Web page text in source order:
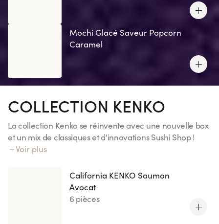
Mochi Glacé Saveur Popcorn
Caramel
COLLECTION KENKO
La collection Kenko se réinvente avec une nouvelle box
et un mix de classiques et d'innovations Sushi Shop !
Notre riz Kenko exclusif : 70% de sucres en moins
Voir plus
California KENKO Saumon
Avocat
6 pièces